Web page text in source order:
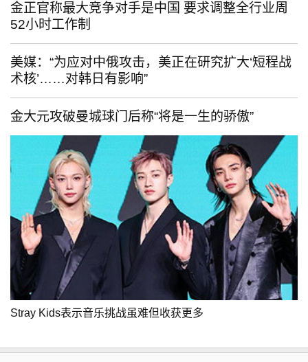
金正官称最大竞争对手是中国 要求调整全行业周
52小时工作制
美媒：“为应对中俄攻击，美正在研究扩大‘短程战
术核’……对韩日有影响”
金大元攻破曼城球门后称“将是一生的骄傲”
Stray Kids表示音乐挑战虽难但收获更多